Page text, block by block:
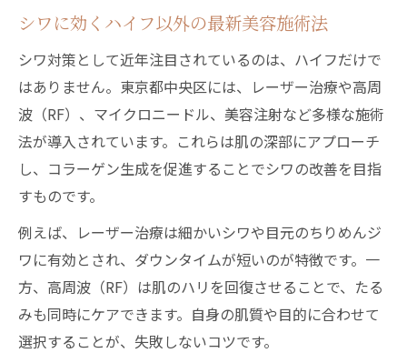
シワに効くハイフ以外の最新美容施術法
シワ対策として近年注目されているのは、ハイフだけで
はありません。東京都中央区には、レーザー治療や高周
波（RF）、マイクロニードル、美容注射など多様な施術
法が導入されています。これらは肌の深部にアプローチ
し、コラーゲン生成を促進することでシワの改善を目指
すものです。
例えば、レーザー治療は細かいシワや目元のちりめんジ
ワに有効とされ、ダウンタイムが短いのが特徴です。一
方、高周波（RF）は肌のハリを回復させることで、たる
みも同時にケアできます。自身の肌質や目的に合わせて
選択することが、失敗しないコツです。